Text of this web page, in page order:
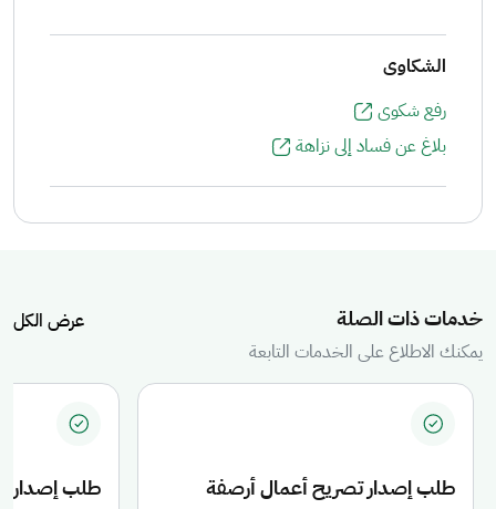
الشكاوى
رفع شكوى
بلاغ عن فساد إلى نزاهة
خدمات ذات الصلة
عرض الكل
يمكنك الاطلاع على الخدمات التابعة
طلب إصدار تصريح أعمال أرصفة طلب إصدار